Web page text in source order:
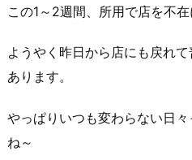
この1～2週間、所用で店を不在
ようやく昨日から店にも戻れ
あります。
やっぱりいつも変わらない日
ね～